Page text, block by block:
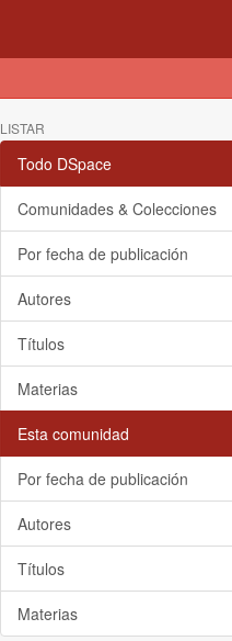
LISTAR
Todo DSpace
Comunidades & Colecciones
Por fecha de publicación
Autores
Títulos
Materias
Esta comunidad
Por fecha de publicación
Autores
Títulos
Materias